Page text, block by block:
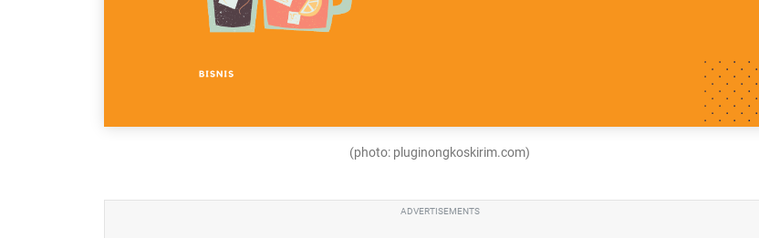
(photo: pluginongkoskirim.com)
ADVERTISEMENTS